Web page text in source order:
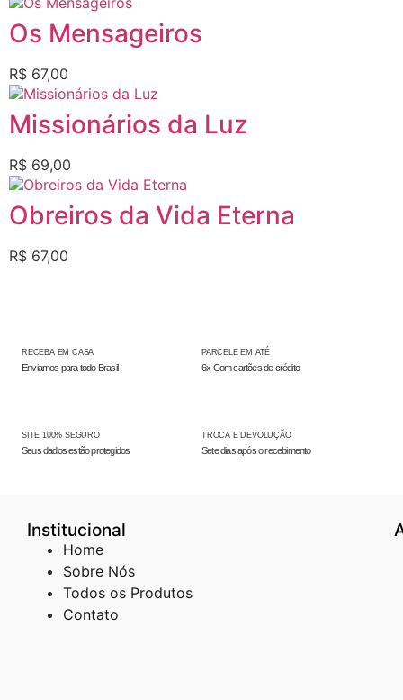
Os Mensageiros
R$ 67,00
Missionários da Luz
R$ 69,00
Obreiros da Vida Eterna
R$ 67,00
RECEBA EM CASA
Enviamos para todo Brasil
PARCELE EM ATÉ
6x Com cartões de crédito
SITE 100% SEGURO
Seus dados estão protegidos
TROCA E DEVOLUÇÃO
Sete dias após o recebimento
Institucional
Home
Sobre Nós
Todos os Produtos
Contato